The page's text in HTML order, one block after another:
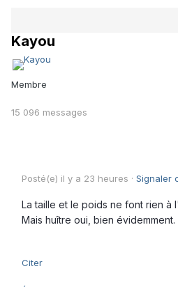
Kayou
Membre
15 096 messages
Posté(e) il y a 23 heures · Signaler
La taille et le poids ne font rien à
Mais huître oui, bien évidemment.
Citer